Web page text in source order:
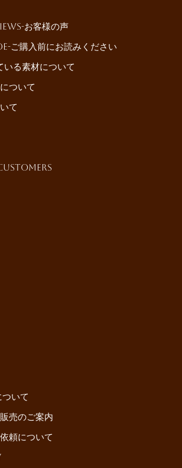
お客様の声
購入前にお読みください
る素材について
ついて
て
いて
売のご案内
頼について